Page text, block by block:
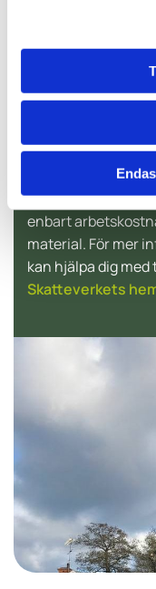
RUT-
Visste du att du
trädbeskärning på
enbart
material. För mer
kan hjälpa dig
Skatteverkets